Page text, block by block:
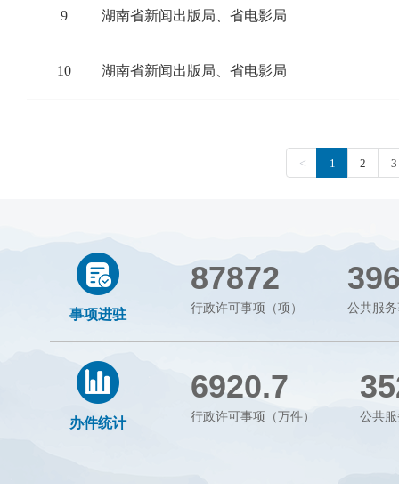
事项进驻
87872
行政许可事项（项） 公共服
办件统计
6920.7
行政许可事项（万件） 公共